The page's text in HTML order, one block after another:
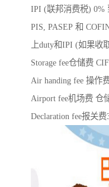
IPI (联邦消费税) 0%
PIS, PASEP 和
上duty和IPI (如果收
Storage fee仓储费
Air handing fee 操作
Airport fee机场费 仓
Declaration fee报关